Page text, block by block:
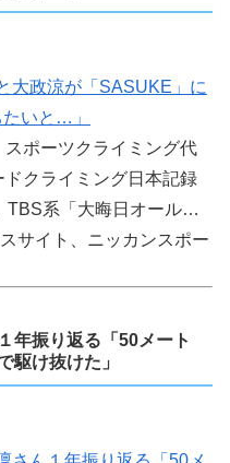
大政涼が「SASUKE」に
いと…」
ポーツクライミング代
クライミング日本記録
TBS系「大晦日オール…
サイト、ニッカンスポー
年振り返る「50メート
駆け抜けた」